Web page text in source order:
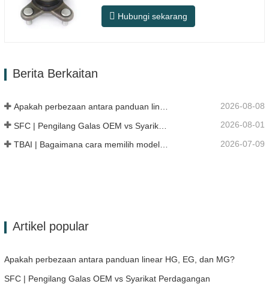
dan penggantian selepas jualan automotif,
memenuhi keperluan penggunaan untuk
Hubungi sekarang
Berita Berkaitan
Apakah perbezaan antara panduan linear HG, EG, dan MG? 2026-08-08
2026-08-01
2026-07-09
Artikel popular
Apakah perbezaan antara panduan linear HG, EG, dan MG?
SFC | Pengilang Galas OEM vs Syarikat Perdagangan